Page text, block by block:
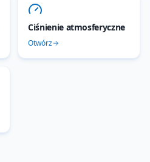
Ciśnienie atmosferyczne
Otwórz